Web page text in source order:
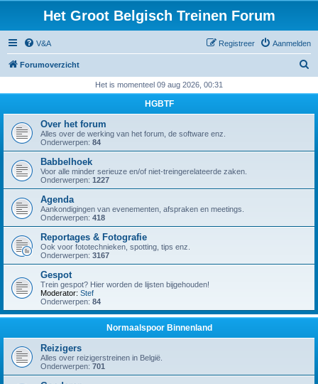
Het Groot Belgisch Treinen Forum
V&A Aanmelden
Registreer
Forumoverzicht
k
Het is momenteel 09 aug 2026, 00:31
HGBTF
Over het forum
Alles over de werking van het forum, de software enz.
Onderwerpen: 84
Babbelhoek
Voor alle minder serieuze en/of niet-treingerelateerde zaken.
Onderwerpen: 1227
Agenda
Aankondigingen van evenementen, afspraken en meetings.
Onderwerpen: 418
Reportages & Fotografie
Ook voor fototechnieken, spotting, tips enz.
Onderwerpen: 3167
Gespot
Trein gespot? Hier worden de lijsten bijgehouden!
Moderator: Stef
Onderwerpen: 84
Normaalspoor Binnenland
Reizigers
Alles over reizigerstreinen in België.
Onderwerpen: 701